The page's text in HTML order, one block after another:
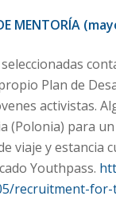
MENTORÍA
Plan de
activistas.
(Polonia) para
viaje y estancia
Youthpass.
recruitment-